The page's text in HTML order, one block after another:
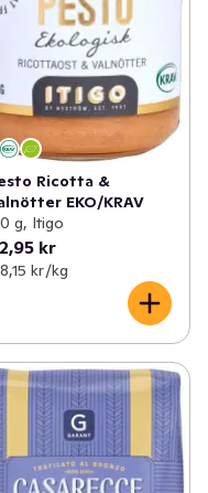
Ricotta &
EKO/KRAV
g, Itigo
kr
kr /kg